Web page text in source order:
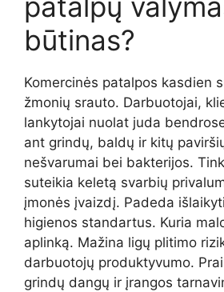
būtinas?
Komercinės patalpos kasdien
žmonių srauto. Darbuotojai,
lankytojai nuolat juda
ant grindų, baldų ir kitų
nešvarumai bei bakterijos.
suteikia keletą svarbių
įmonės įvaizdį. Padeda
higienos standartus. Kuria
aplinką. Mažina ligų plitimo
darbuotojų produktyvumo.
grindų dangų ir įrangos